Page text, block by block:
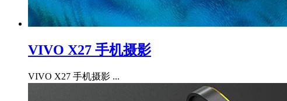
VIVO X27 手机摄影
VIVO X27 手机摄影 ...